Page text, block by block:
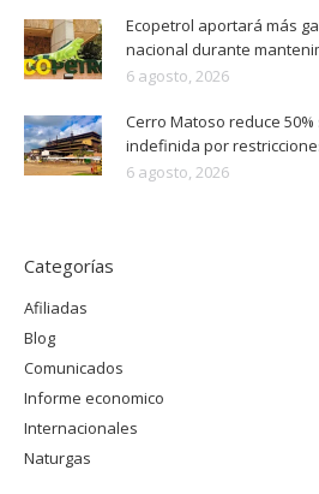
Ecopetrol aportará más
nacional durante
6 agosto, 2026
Cerro Matoso reduce
indefinida por
6 agosto, 2026
Categorías
Afiliadas
Blog
Comunicados
Informe economico
Internacionales
Naturgas